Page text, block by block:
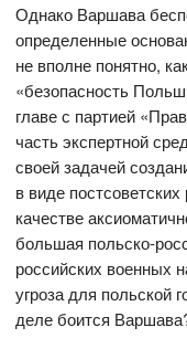
Однако Варшава
определенные
не вполне понятно,
«безопасность
главе с партией
часть экспертной
своей задачей
в виде
качестве
большая польско-
российских военных
угроза для польской
деле боится